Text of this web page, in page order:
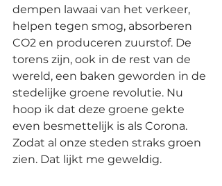
dempen lawaai van het verkeer,
helpen tegen smog, absorberen
CO2 en produceren zuurstof. De
torens zijn, ook in de rest van de
wereld, een baken geworden in de
stedelijke groene revolutie. Nu
hoop ik dat deze groene gekte
even besmettelijk is als Corona.
Zodat al onze steden straks groen
zien. Dat lijkt me geweldig.